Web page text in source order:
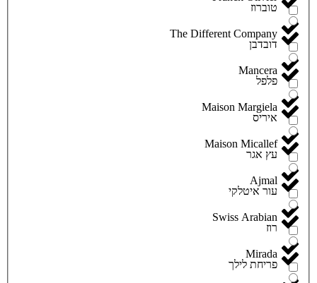
The Different Company
Mancera
Maison Margiela
Maison Micallef
Ajmal
Swiss Arabian
Mirada
טוברוז
דובדבן
פלפל
איריס
עץ אגר
עור איטלקי
רוז
פריחת לילך